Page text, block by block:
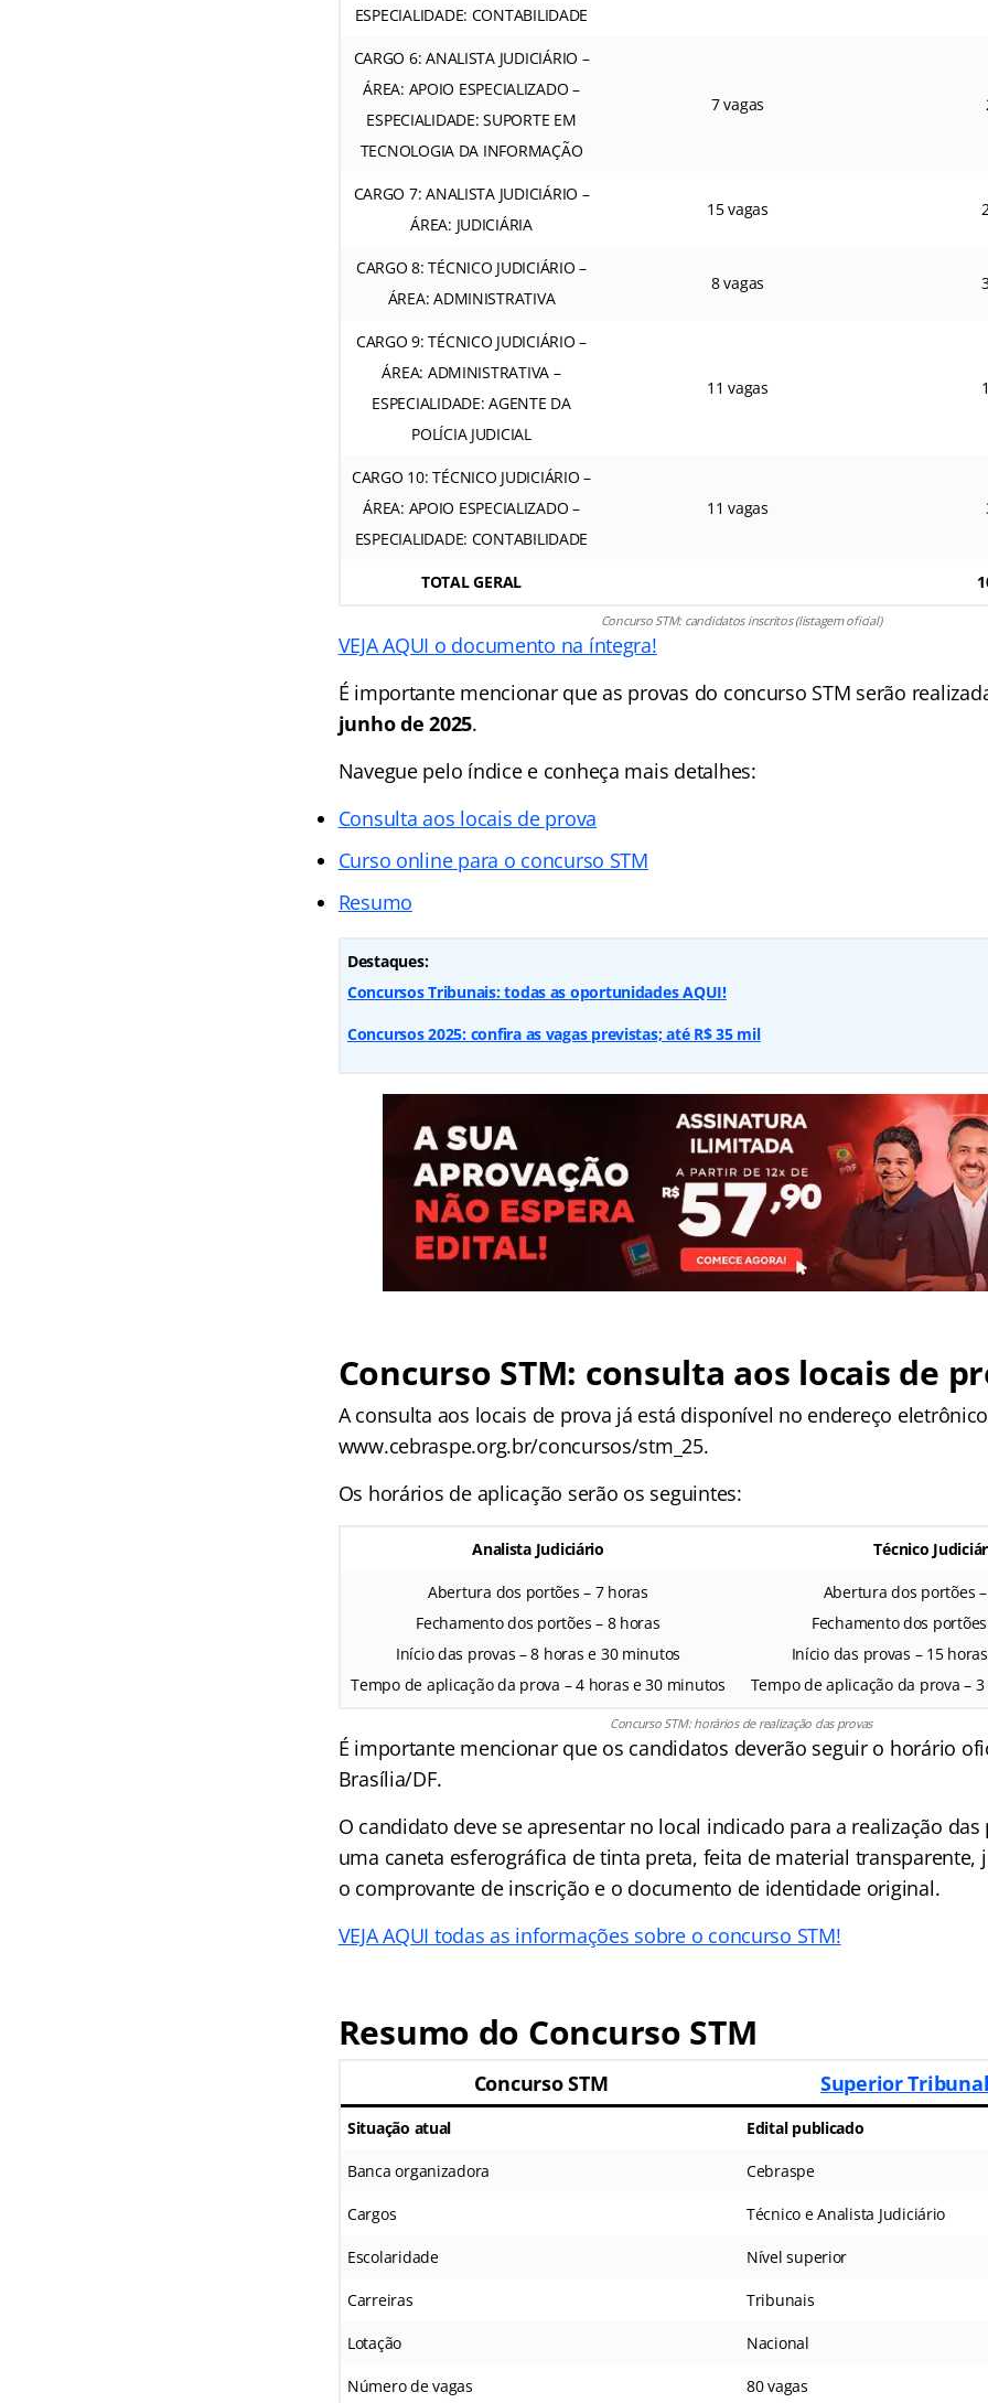
ESPECIALIDADE: CONTABILIDADE
CARGO 6: ANALISTA JUDICIÁRIO –
ÁREA: APOIO ESPECIALIZADO –
ESPECIALIDADE: SUPORTE EM
TECNOLOGIA DA INFORMAÇÃO
7 vagas
CARGO 7: ANALISTA JUDICIÁRIO –
ÁREA: JUDICIÁRIA
15 vagas
CARGO 8: TÉCNICO JUDICIÁRIO –
ÁREA: ADMINISTRATIVA
8 vagas
CARGO 9: TÉCNICO JUDICIÁRIO –
ÁREA: ADMINISTRATIVA –
ESPECIALIDADE: AGENTE DA
POLÍCIA JUDICIAL
11 vagas
CARGO 10: TÉCNICO JUDICIÁRIO –
ÁREA: APOIO ESPECIALIZADO –
ESPECIALIDADE: CONTABILIDADE
11 vagas
TOTAL GERAL
Concurso STM: candidatos inscritos (listagem oficial)
VEJA AQUI o documento na íntegra!
É importante mencionar que as provas do concurso STM serão
junho de 2025.
Navegue pelo índice e conheça mais detalhes:
Consulta aos locais de prova
Curso online para o concurso STM
Resumo
Destaques:
Concursos Tribunais: todas as oportunidades AQUI!
Concursos 2025: confira as vagas previstas; até R$ 35 mil
Concurso STM: consulta aos locais de
A consulta aos locais de prova já está disponível no endereço
www.cebraspe.org.br/concursos/stm_25.
Os horários de aplicação serão os seguintes:
Analista Judiciário Técnico
Abertura dos portões – 7 horas
Fechamento dos portões – 8 horas
Início das provas – 8 horas e 30 minutos
Tempo de aplicação da prova – 4 horas e 30 minutos
Abertura dos portões
Fechamento dos
Início das provas – 15
Tempo de aplicação da prova –
Concurso STM: horários de realização das provas
É importante mencionar que os candidatos deverão seguir o horário
Brasília/DF.
O candidato deve se apresentar no local indicado para a realização
uma caneta esferográfica de tinta preta, feita de material transparente,
o comprovante de inscrição e o documento de identidade original.
VEJA AQUI todas as informações sobre o concurso STM!
Resumo do Concurso STM
Concurso STM Superior
Situação atual Edital publicado
Banca organizadora Cebraspe
Cargos Técnico e Analista Judiciário
Escolaridade Nível superior
Carreiras Tribunais
Lotação Nacional
Número de vagas 80 vagas